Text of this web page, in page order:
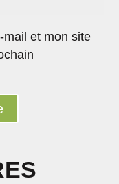
mail et mon site